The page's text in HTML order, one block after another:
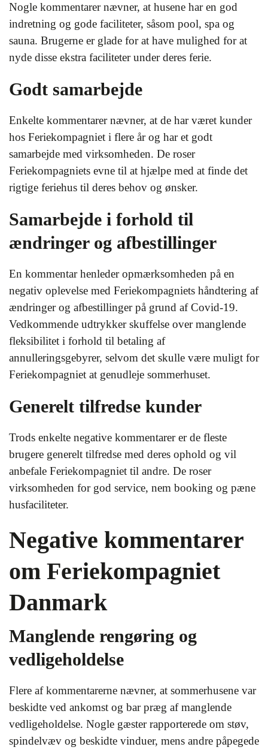
Nogle kommentarer nævner, at husene har en god
indretning og gode faciliteter, såsom pool, spa og
sauna. Brugerne er glade for at have mulighed for at
nyde disse ekstra faciliteter under deres ferie.
Godt samarbejde
Enkelte kommentarer nævner, at de har været kunder
hos Feriekompagniet i flere år og har et godt
samarbejde med virksomheden. De roser
Feriekompagniets evne til at hjælpe med at finde det
rigtige feriehus til deres behov og ønsker.
Samarbejde i forhold til
ændringer og afbestillinger
En kommentar henleder opmærksomheden på en
negativ oplevelse med Feriekompagniets håndtering af
ændringer og afbestillinger på grund af Covid-19.
Vedkommende udtrykker skuffelse over manglende
fleksibilitet i forhold til betaling af
annulleringsgebyrer, selvom det skulle være muligt for
Feriekompagniet at genudleje sommerhuset.
Generelt tilfredse kunder
Trods enkelte negative kommentarer er de fleste
brugere generelt tilfredse med deres ophold og vil
anbefale Feriekompagniet til andre. De roser
virksomheden for god service, nem booking og pæne
husfaciliteter.
Negative kommentarer
om Feriekompagniet
Danmark
Manglende rengøring og
vedligeholdelse
Flere af kommentarerne nævner, at sommerhusene var
beskidte ved ankomst og bar præg af manglende
vedligeholdelse. Nogle gæster rapporterede om støv,
spindelvæv og beskidte vinduer, mens andre påpegede